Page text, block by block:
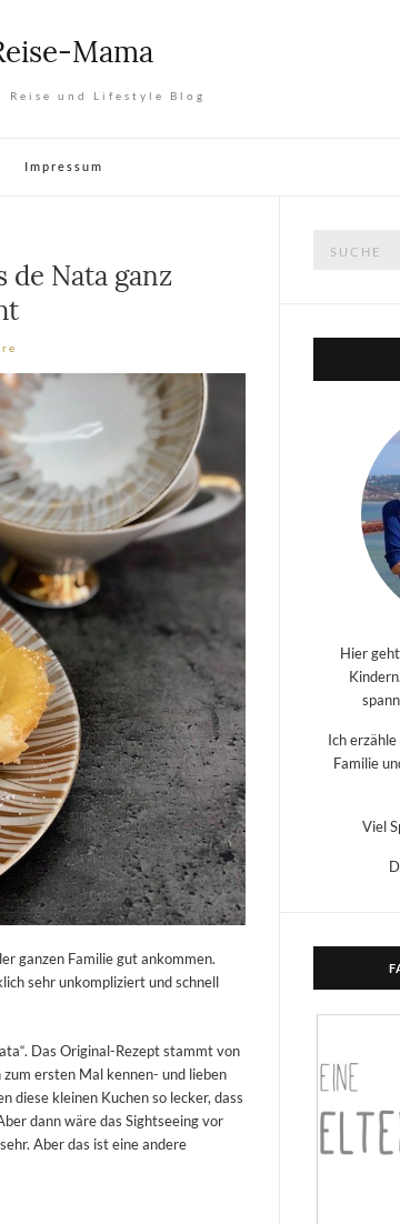
Mama
Reise und Lifestyle Blog
Impressum
de Nata ganz
ganzen Familie gut ankommen.
sehr unkompliziert und schnell
Das Original-Rezept stammt von
ersten Mal kennen- und lieben
diese kleinen Kuchen so lecker, dass
dann wäre das Sightseeing vor
Aber das ist eine andere
Hier
Ich
Familie
Viel